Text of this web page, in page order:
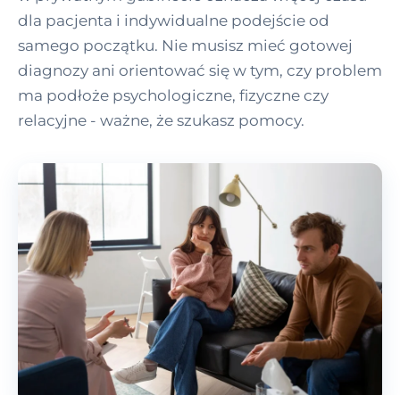
dla pacjenta i indywidualne podejście od
samego początku. Nie musisz mieć gotowej
diagnozy ani orientować się w tym, czy problem
ma podłoże psychologiczne, fizyczne czy
relacyjne - ważne, że szukasz pomocy.